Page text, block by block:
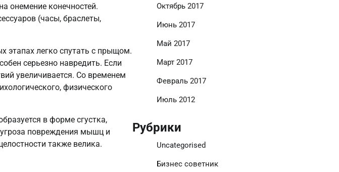
онемение конечностей.
(часы, браслеты,
этапах легко спутать с прыщом.
серьезно навредить. Если
увеличивается. Со временем
физического
в форме сгустка,
повреждения мышц и
также велика.
Октябрь 2017
Июнь 2017
Май 2017
Март 2017
Февраль 2017
Июль 2012
Рубрики
Uncategorised
Бизнес советник